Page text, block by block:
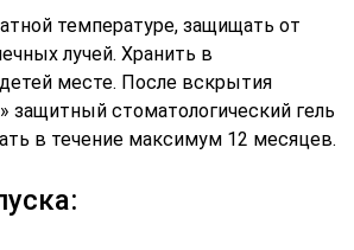
температуре, защищать от
лучей. Хранить в
месте. После вскрытия
защитный стоматологический гель
в течение максимум 12 месяцев.